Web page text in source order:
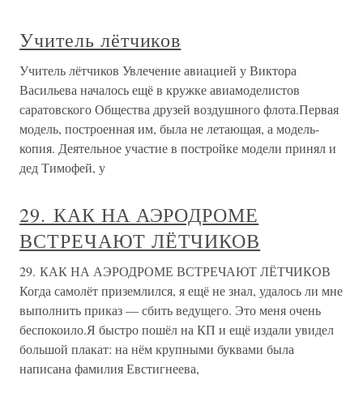
Учитель лётчиков
Учитель лётчиков Увлечение авиацией у Виктора
Васильева началось ещё в кружке авиамоделистов
саратовского Общества друзей воздушного флота.Первая
модель, построенная им, была не летающая, а модель-
копия. Деятельное участие в постройке модели принял и
дед Тимофей, у
29. КАК НА АЭРОДРОМЕ
ВСТРЕЧАЮТ ЛЁТЧИКОВ
29. КАК НА АЭРОДРОМЕ ВСТРЕЧАЮТ ЛЁТЧИКОВ
Когда самолёт приземлился, я ещё не знал, удалось ли мне
выполнить приказ — сбить ведущего. Это меня очень
беспокоило.Я быстро пошёл на КП и ещё издали увидел
большой плакат: на нём крупными буквами была
написана фамилия Евстигнеева,